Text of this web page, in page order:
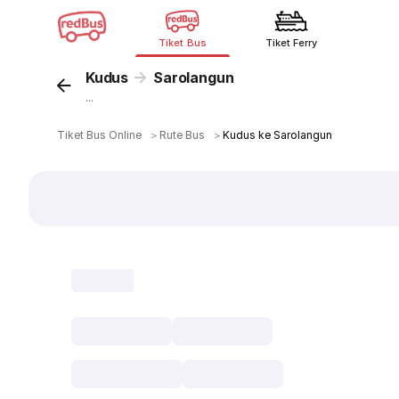
Tiket Bus Tiket Ferry
Kudus Sarolangun
...
Tiket Bus Online ＞ Rute Bus ＞Kudus ke Sarolangun